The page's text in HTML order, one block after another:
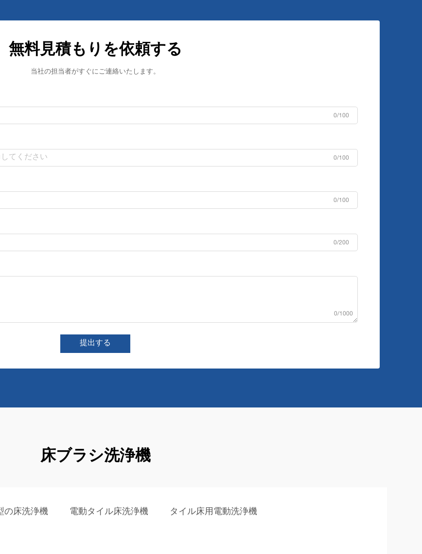
無料見積もりを依頼する
当社の担当者がすぐにご連絡いたします。
0/100
0/100
0/100
0/200
0/1000
提出する
床ブラシ洗浄機
の床洗浄機 電動タイル床洗浄機 タイル床用電動洗浄機